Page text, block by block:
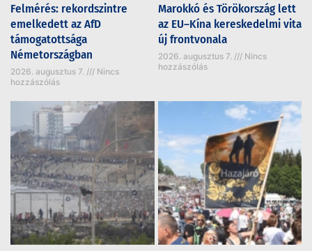
Felmérés: rekordszintre
emelkedett az AfD
támogatottsága
Németországban
2026. augusztus 7.
Nincs
hozzászólás
Marokkó és Törökország lett
az EU–Kína kereskedelmi vita
új frontvonala
2026. augusztus 7.
Nincs
hozzászólás